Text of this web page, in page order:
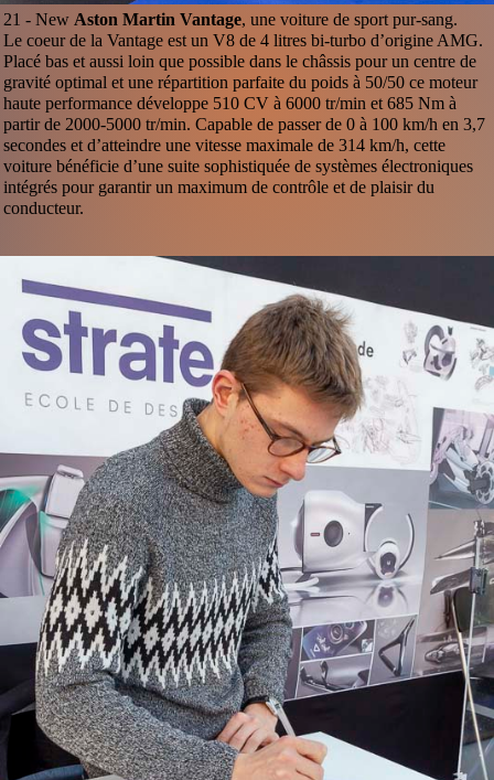
21 -New Aston Martin Vantage, une voiture de sport pur-sang.
Le coeur de la Vantage est un V8 de 4 litres bi-turbo d’origine AMG.
Placé bas et aussi loin que possible dans le châssis pour un centre de
gravité optimal et une répartition parfaite du poids à 50/50 ce moteur
haute performance développe 510 CV à 6000 tr/min et 685 Nm à
partir de 2000-5000 tr/min. Capable de passer de 0 à 100 km/h en 3,7
secondes et d’atteindre une vitesse maximale de 314 km/h, cette
voiture bénéficie d’une suite sophistiquée de systèmes électroniques
intégrés pour garantir un maximum de contrôle et de plaisir du
conducteur.